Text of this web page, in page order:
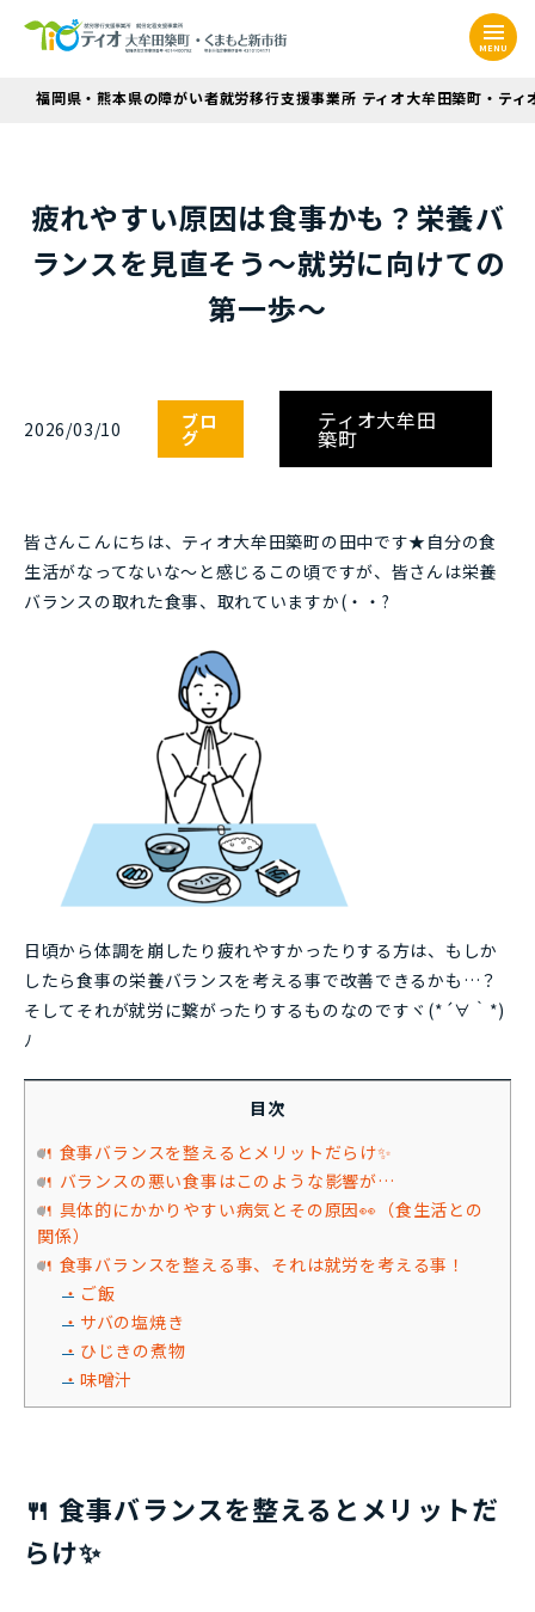
MENU
福岡県・熊本県の障がい者就労移行支援事業所 ティオ大牟田築町・ティ
疲れやすい原因は食事かも？栄養バ
ランスを見直そう～就労に向けての
第一歩～
2026/03/10 ブロ
グ
ティオ大牟田
築町
皆さんこんにちは、ティオ大牟田築町の田中です★自分の食
生活がなってないな～と感じるこの頃ですが、皆さんは栄養
バランスの取れた食事、取れていますか(・・?
日頃から体調を崩したり疲れやすかったりする方は、もしか
したら食事の栄養バランスを考える事で改善できるかも…？
そしてそれが就労に繋がったりするものなのですヾ(*´∀｀*)
ﾉ
目次
🍴 食事バランスを整えるとメリットだらけ✨
🍴 バランスの悪い食事はこのような影響が…
🍴 具体的にかかりやすい病気とその原因👀（食生活との
関係）
🍴 食事バランスを整える事、それは就労を考える事！
・ご飯
・サバの塩焼き
・ひじきの煮物
・味噌汁
🍴 食事バランスを整えるとメリットだ
らけ✨